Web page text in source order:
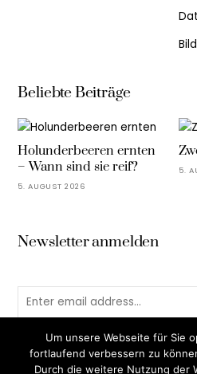
Beliebte Beiträge
Holunderbeeren ernten
– Wann sind sie reif?
5. AUGUST 2026
5.
Newsletter anmelden
Um unsere Webseite für Sie
fortlaufend verbessern zu
Durch die weitere Nutzung der